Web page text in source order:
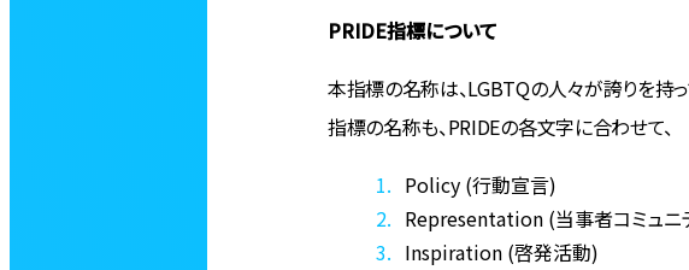
PRIDE指標について
本指標の名称は、LGBTQの人々が誇りを持
指標の名称も、PRIDEの各文字に合わせて、
Policy (行動宣言)
Representation (当事者コミュニ
Inspiration (啓発活動)